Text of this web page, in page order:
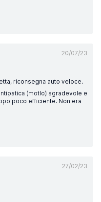
20/07/23
riconsegna auto veloce.
(motlo) sgradevole e
poco efficiente. Non era
27/02/23